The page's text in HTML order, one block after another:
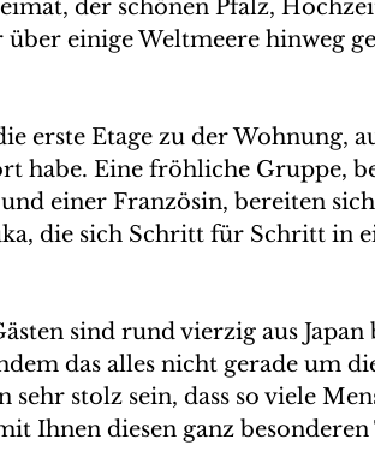
der schönen Pfalz,
einige Weltmeere hinweg
erste Etage zu der Wohnung,
habe. Eine fröhliche Gruppe,
einer Französin, bereiten
die sich Schritt für Schritt in
sind rund vierzig aus Japan
das alles nicht gerade um
sehr stolz sein, dass so viele
Ihnen diesen ganz besonderen